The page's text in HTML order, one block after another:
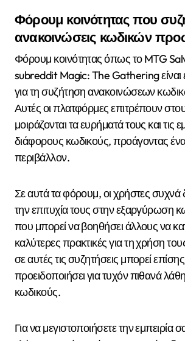
Φόρουμ κοινότητας που
ανακοινώσεις κωδικών
Φόρουμ κοινότητας όπως το MTG
subreddit Magic: The Gathering είναι
για τη συζήτηση ανακοινώσεων
Αυτές οι πλατφόρμες επιτρέπουν
μοιράζονται τα ευρήματά τους και τις
διάφορους κωδικούς, προάγοντας
περιβάλλον.
Σε αυτά τα φόρουμ, οι χρήστες συχνά
την επιτυχία τους στην εξαργύρωση
που μπορεί να βοηθήσει άλλους να
καλύτερες πρακτικές για τη χρήση
σε αυτές τις συζητήσεις μπορεί
προειδοποιήσει για τυχόν πιθανά
κωδικούς.
Για να μεγιστοποιήσετε την εμπειρία